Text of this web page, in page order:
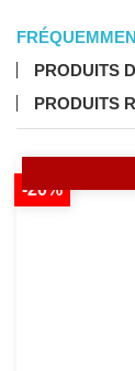
PRODUITS
PRODUITS
-20%